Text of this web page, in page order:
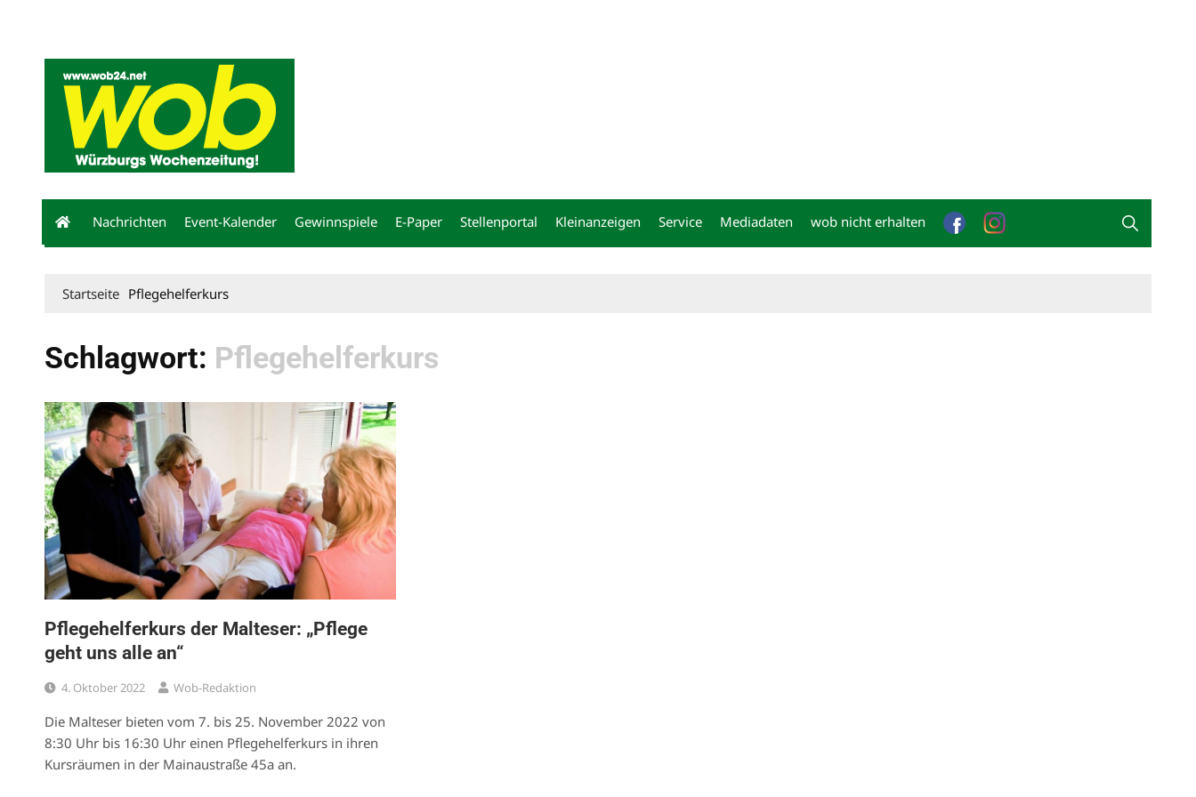
Nachrichten Event-Kalender Gewinnspiele E-Paper Stellenportal Kleinanzeigen Service Mediadaten wob nicht erhalten
Startseite Pflegehelferkurs
Schlagwort: Pflegehelferkurs
Pflegehelferkurs der Malteser: „Pflege
geht uns alle an“
4. Oktober 2022 Wob-Redaktion
Die Malteser bieten vom 7. bis 25. November 2022 von
8:30 Uhr bis 16:30 Uhr einen Pflegehelferkurs in ihren
Kursräumen in der Mainaustraße 45a an.